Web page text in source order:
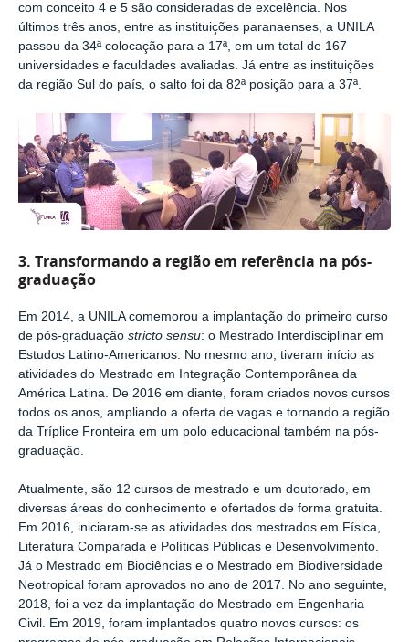
com conceito 4 e 5 são consideradas de excelência. Nos
últimos três anos, entre as instituições paranaenses, a UNILA
passou da 34ª colocação para a 17ª, em um total de 167
universidades e faculdades avaliadas. Já entre as instituições
da região Sul do país, o salto foi da 82ª posição para a 37ª.
3. Transformando a região em referência na pós-
graduação
Em 2014, a UNILA comemorou a implantação do primeiro curso
de pós-graduação stricto sensu: o Mestrado Interdisciplinar em
Estudos Latino-Americanos. No mesmo ano, tiveram início as
atividades do Mestrado em Integração Contemporânea da
América Latina. De 2016 em diante, foram criados novos cursos
todos os anos, ampliando a oferta de vagas e tornando a região
da Tríplice Fronteira em um polo educacional também na pós-
graduação.
Atualmente, são 12 cursos de mestrado e um doutorado, em
diversas áreas do conhecimento e ofertados de forma gratuita.
Em 2016, iniciaram-se as atividades dos mestrados em Física,
Literatura Comparada e Políticas Públicas e Desenvolvimento.
Já o Mestrado em Biociências e o Mestrado em Biodiversidade
Neotropical foram aprovados no ano de 2017. No ano seguinte,
2018, foi a vez da implantação do Mestrado em Engenharia
Civil. Em 2019, foram implantados quatro novos cursos: os